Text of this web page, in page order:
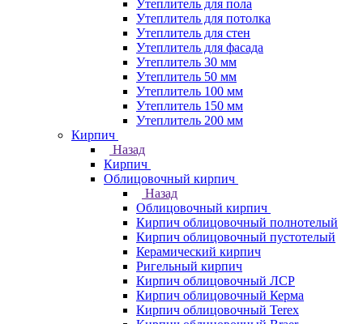
Утеплитель для пола
Утеплитель для потолка
Утеплитель для стен
Утеплитель для фасада
Утеплитель 30 мм
Утеплитель 50 мм
Утеплитель 100 мм
Утеплитель 150 мм
Утеплитель 200 мм
Кирпич
Назад
Кирпич
Облицовочный кирпич
Назад
Облицовочный кирпич
Кирпич облицовочный полнотелый
Кирпич облицовочный пустотелый
Керамический кирпич
Ригельный кирпич
Кирпич облицовочный ЛСР
Кирпич облицовочный Керма
Кирпич облицовочный Terex